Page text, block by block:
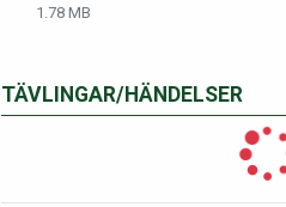
1.78 MB
TÄVLINGAR/HÄNDELSER